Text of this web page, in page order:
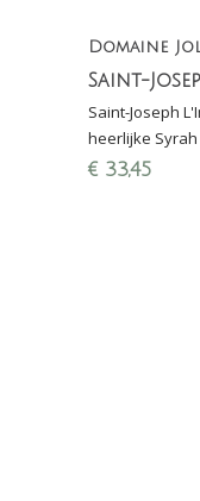
Domaine
Saint-
Saint-Joseph
heerlijke
gemaakt van
€ 33,45